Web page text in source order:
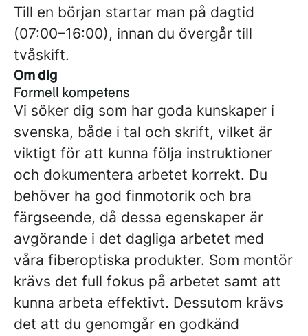
Till en början startar man på dagtid
(07:00–16:00), innan du övergår till
tvåskift.
Om dig
Formell kompetens
Vi söker dig som har goda kunskaper i
svenska, både i tal och skrift, vilket är
viktigt för att kunna följa instruktioner
och dokumentera arbetet korrekt. Du
behöver ha god finmotorik och bra
färgseende, då dessa egenskaper är
avgörande i det dagliga arbetet med
våra fiberoptiska produkter. Som montör
krävs det full fokus på arbetet samt att
kunna arbeta effektivt. Dessutom krävs
det att du genomgår en godkänd